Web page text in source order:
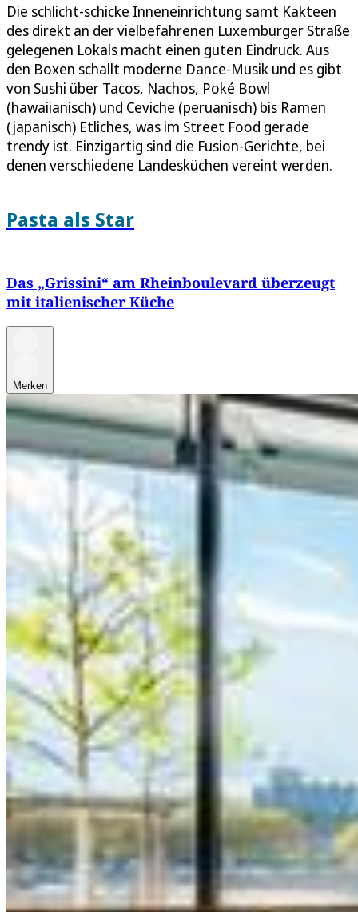
Die schlicht-schicke Inneneinrichtung samt Kakteen
des direkt an der vielbefahrenen Luxemburger Straße
gelegenen Lokals macht einen guten Eindruck. Aus
den Boxen schallt moderne Dance-Musik und es gibt
von Sushi über Tacos, Nachos, Poké Bowl
(hawaiianisch) und Ceviche (peruanisch) bis Ramen
(japanisch) Etliches, was im Street Food gerade
trendy ist. Einzigartig sind die Fusion-Gerichte, bei
denen verschiedene Landesküchen vereint werden.
Pasta als Star
Das „Grissini“ am Rheinboulevard überzeugt
mit italienischer Küche
Merken